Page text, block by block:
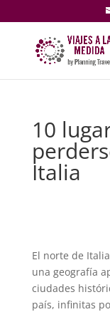
10
Italia
El norte de
una geografía
ciudades
país, infinitas